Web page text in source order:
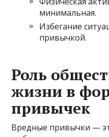
минимальная.
Избегание
привычкой.
Роль
жизни в
привычек
Вредные привычки —